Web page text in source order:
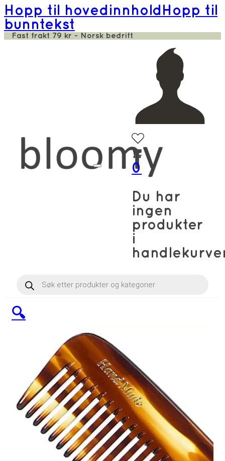
Hopp til hovedinnhold Hopp til
bunntekst
Fast frakt 79 kr - Norsk bedrift
Products
0
Du har
ingen
produkter
i
🔍